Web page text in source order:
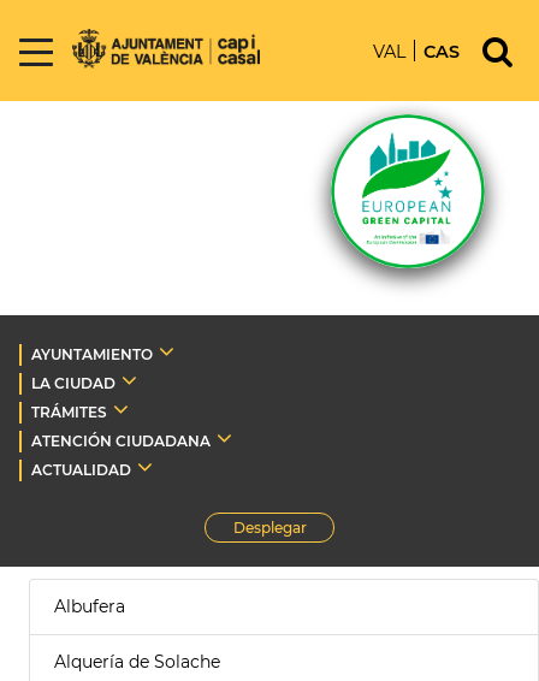
VAL CAS
AYUNTAMIENTO
LA CIUDAD
TRÁMITES
ATENCIÓN CIUDADANA
ACTUALIDAD
Desplegar
Albufera
Alquería de Solache